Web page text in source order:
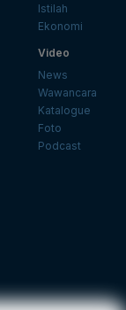
Istilah
Ekonomi
Video
News
Wawancara
Katalogue
Foto
Podcast